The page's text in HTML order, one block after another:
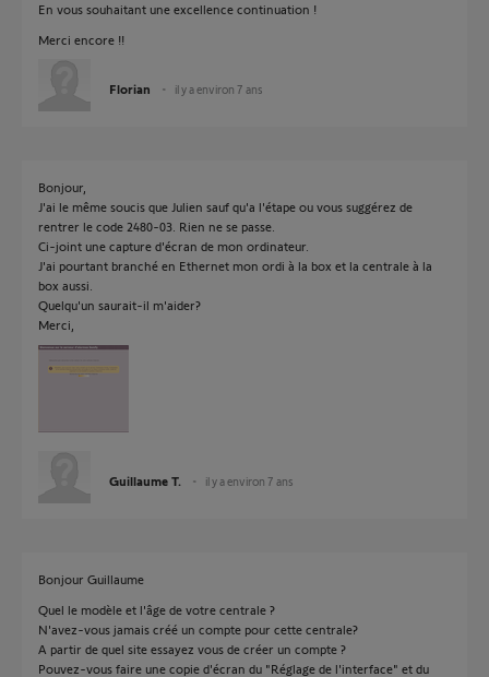
En vous souhaitant une excellence continuation !
Merci encore !!
Florian il y a environ 7 ans
Bonjour,
J'ai le même soucis que Julien sauf qu'a l'étape ou vous suggérez de
rentrer le code 2480-03. Rien ne se passe.
Ci-joint une capture d'écran de mon ordinateur.
J'ai pourtant branché en Ethernet mon ordi à la box et la centrale à la
box aussi.
Quelqu'un saurait-il m'aider?
Merci,
Guillaume T. il y a environ 7 ans
Bonjour Guillaume
Quel le modèle et l'âge de votre centrale ?
N'avez-vous jamais créé un compte pour cette centrale?
A partir de quel site essayez vous de créer un compte ?
Pouvez-vous faire une copie d'écran du "Réglage de l'interface" et du